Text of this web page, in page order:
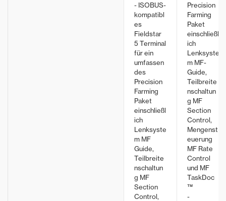
- ISOBUS-
kompatibl
es
Fieldstar
5 Terminal
für ein
umfassen
des
Precision
Farming
Paket
einschließl
ich
Lenksyste
m MF
Guide,
Teilbreite
nschaltun
g MF
Section
Control,
Precision
Farming
Paket
einschließl
ich
Lenksyste
m MF-
Guide,
Teilbreite
nschaltun
g MF
Section
Control,
Mengenst
euerung
MF Rate
Control
und MF
TaskDoc
™
-